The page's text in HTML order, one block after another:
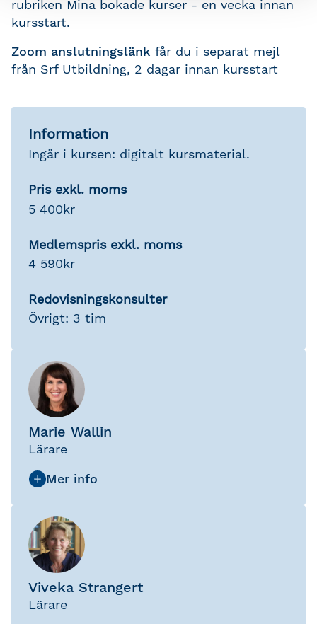
rubriken Mina bokade kurser - en vecka innan
kursstart.
Zoom anslutningslänk får du i separat mejl
från Srf Utbildning, 2 dagar innan kursstart
Information
Ingår i kursen: digitalt kursmaterial.
Pris exkl. moms
5 400kr
Medlemspris exkl. moms
4 590kr
Redovisningskonsulter
Övrigt: 3 tim
Marie Wallin
Lärare
Viveka Strangert
Lärare